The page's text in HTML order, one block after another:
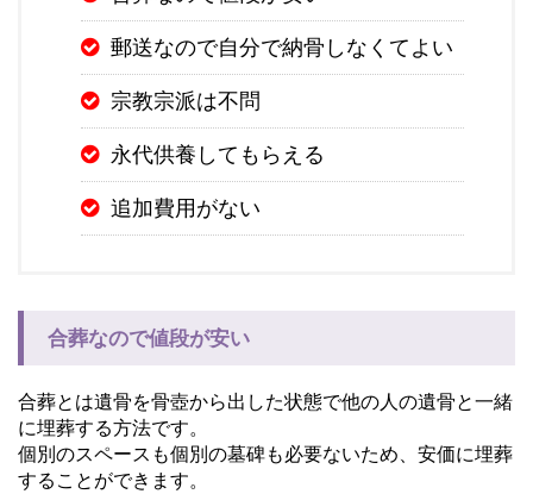
郵送なので自分で納骨しなくてよい
宗教宗派は不問
永代供養してもらえる
追加費用がない
合葬なので値段が安い
合葬とは遺骨を骨壺から出した状態で他の人の遺骨と一緒
に埋葬する方法です。
個別のスペースも個別の墓碑も必要ないため、安価に埋葬
することができます。